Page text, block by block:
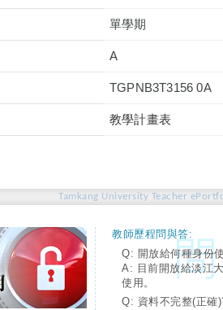
單學期
A
TGPNB3T3156 0A
教學計畫表
Tamkang University Teacher
教師歷程問與答:
Q: 開放給何種身份
A: 目前開放給淡江
使用。
Q: 資料不完整(正確